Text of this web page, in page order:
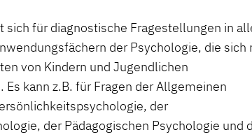
sich für diagnostische Fragestellungen in
der Psychologie, die sich
von Kindern und Jugendlichen
Es kann z.B. für Fragen der Allgemeinen
der
der Pädagogischen Psychologie und